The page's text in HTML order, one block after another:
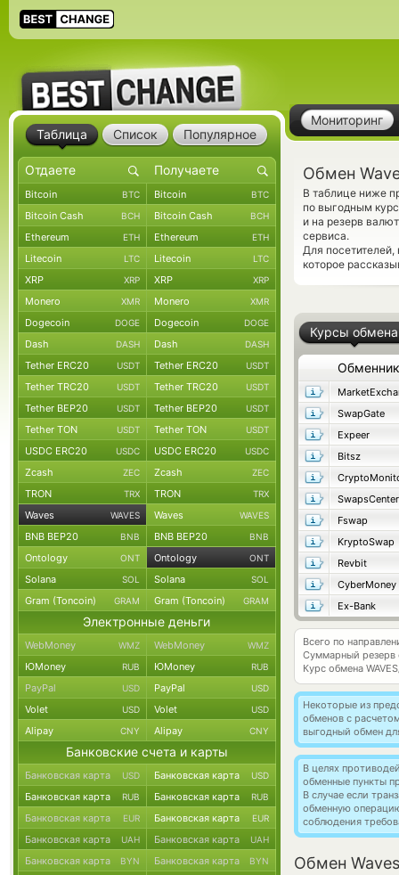
Мониторинг
Обмен
В таблице ниже
по выгодным
и на резерв
сервиса.
Для
которое
Курсы обмена
Обменник
SwapGate
Expeer
Bitsz
SwapsCenter
Fswap
KryptoSwap
Revbit
CyberMoney
Ex-Bank
Всего по
Суммарный резерв
Курс обмена
Некоторые из
обменов с
выгодный обмен
В целях
обменные пункты
В случае если
обменную
соблюдения
Обмен
Таблица Список Популярное
Bitcoin BTC Bitcoin BTC
Bitcoin Cash BCH Bitcoin Cash BCH
Ethereum ETH Ethereum ETH
Litecoin LTC Litecoin LTC
XRP XRP XRP XRP
Monero XMR Monero XMR
Dogecoin DOGE Dogecoin DOGE
Dash DASH Dash DASH
Tether ERC20 USDT Tether ERC20 USDT
Tether TRC20 USDT Tether TRC20 USDT
Tether BEP20 USDT Tether BEP20 USDT
Tether TON USDT Tether TON USDT
USDC ERC20 USDC USDC ERC20 USDC
Zcash ZEC Zcash ZEC
TRON TRX TRON TRX
Waves WAVES Waves WAVES
BNB BEP20 BNB BNB BEP20 BNB
Ontology ONT Ontology ONT
Solana SOL Solana SOL
Gram (Toncoin) GRAM Gram (Toncoin) GRAM
Электронные деньги
WebMoney WMZ WebMoney WMZ
ЮMoney RUB ЮMoney RUB
PayPal USD PayPal USD
Volet USD Volet USD
Alipay CNY Alipay CNY
Банковские счета и карты
Банковская карта USD Банковская карта USD
Банковская карта RUB Банковская карта RUB
Банковская карта EUR Банковская карта EUR
Банковская карта UAH Банковская карта UAH
Банковская карта BYN Банковская карта BYN